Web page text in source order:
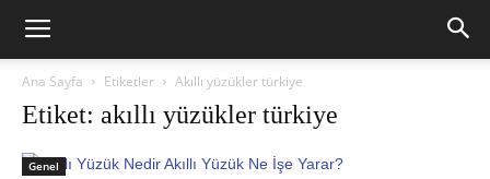
Ana Sayfa Etiketler Akıllı yüzükler türkiye
Etiket: akıllı yüzükler türkiye
Genel